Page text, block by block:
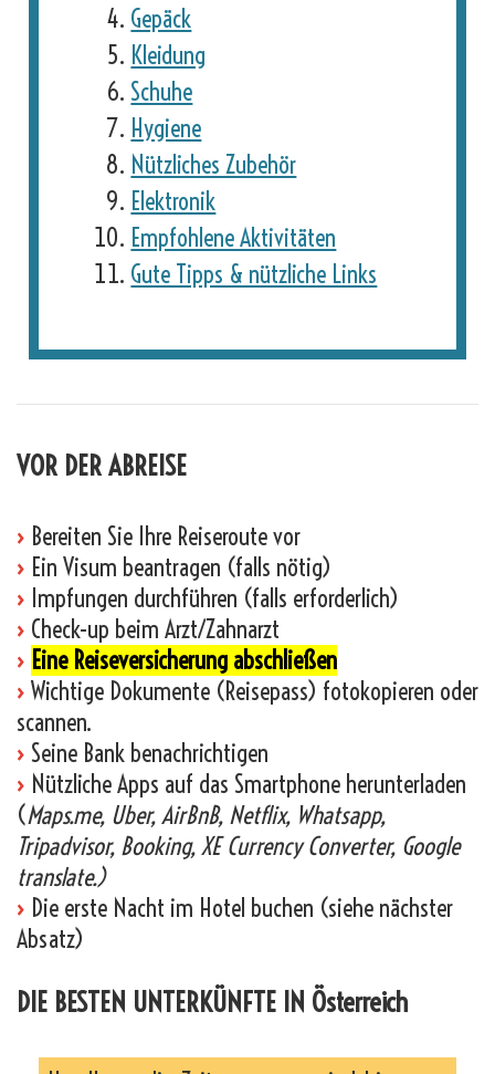
Gepäck
Kleidung
Schuhe
Hygiene
Nützliches Zubehör
Elektronik
Empfohlene Aktivitäten
Gute Tipps & nützliche Links
VOR DER ABREISE
› Bereiten Sie Ihre Reiseroute vor
› Ein Visum beantragen (falls nötig)
› Impfungen durchführen (falls erforderlich)
› Check-up beim Arzt/Zahnarzt
› Eine Reiseversicherung abschließen
› Wichtige Dokumente (Reisepass) fotokopieren oder
scannen.
› Seine Bank benachrichtigen
› Nützliche Apps auf das Smartphone herunterladen
(Maps.me, Uber, AirBnB, Netflix, Whatsapp,
Tripadvisor, Booking, XE Currency Converter, Google
translate.)
› Die erste Nacht im Hotel buchen (siehe nächster
Absatz)
DIE BESTEN UNTERKÜNFTE IN Österreich